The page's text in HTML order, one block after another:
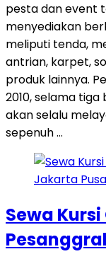
pesta dan event
menyediakan
meliputi tenda,
antrian, karpet,
produk lainnya.
2010, selama
akan selalu
sepenuh …
Sewa